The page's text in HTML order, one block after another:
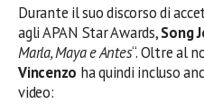
Durante il suo discorso di
agli APAN Star Awards,Song
Marla, Maya e Antes“. Oltre al
Vincenzo ha quindi incluso
video: